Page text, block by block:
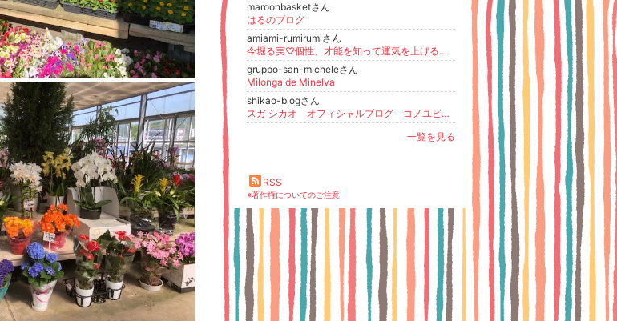
maroonbasketさん
はるのブログ
amiami-rumirumiさん
今堀る実♡個性、才能を知って運気を上げる専門家
gruppo-san-micheleさん
Milonga de Minelva
shikao-blogさん
スガ シカオ オフィシャルブログ コノユビトマレ Powered by Ameba
一覧を見る
RSS
※著作権についてのご注意